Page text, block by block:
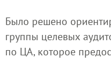
Было решено
группы целевых
по ЦА, которое